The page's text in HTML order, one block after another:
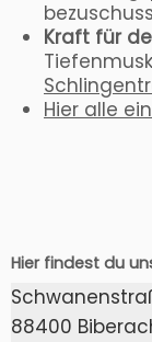
Kraft für
Hier alle
Hier findest du
88400